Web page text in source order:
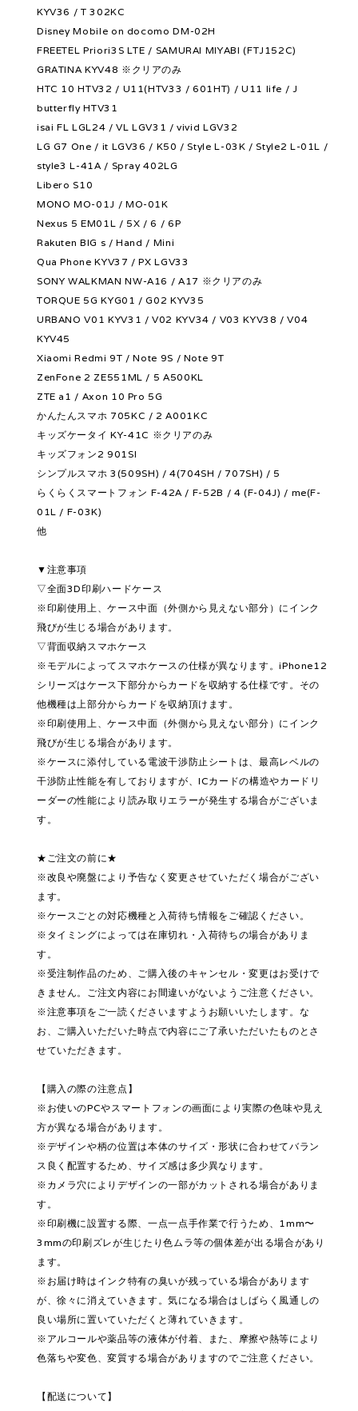
KYV36 / T 302KC
Disney Mobile on docomo DM-02H
FREETEL Priori3S LTE / SAMURAI MIYABI (FTJ152C)
GRATINA KYV48 ※クリアのみ
HTC 10 HTV32 / U11(HTV33 / 601HT) / U11 life / J
butterfly HTV31
isai FL LGL24 / VL LGV31 / vivid LGV32
LG G7 One / it LGV36 / K50 / Style L-03K / Style2 L-01L /
style3 L-41A / Spray 402LG
Libero S10
MONO MO-01J / MO-01K
Nexus 5 EM01L / 5X / 6 / 6P
Rakuten BIG s / Hand / Mini
Qua Phone KYV37 / PX LGV33
SONY WALKMAN NW-A16 / A17 ※クリアのみ
TORQUE 5G KYG01 / G02 KYV35
URBANO V01 KYV31 / V02 KYV34 / V03 KYV38 / V04
KYV45
Xiaomi Redmi 9T / Note 9S / Note 9T
ZenFone 2 ZE551ML / 5 A500KL
ZTE a1 / Axon 10 Pro 5G
かんたんスマホ 705KC / 2 A001KC
キッズケータイ KY-41C ※クリアのみ
キッズフォン2 901SI
シンプルスマホ 3(509SH) / 4(704SH / 707SH) / 5
らくらくスマートフォン F-42A / F-52B / 4 (F-04J) / me(F-
01L / F-03K)
他
▼注意事項
▽全面3D印刷ハードケース
※印刷使用上、ケース中面（外側から見えない部分）にインク
飛びが生じる場合があります。
▽背面収納スマホケース
※モデルによってスマホケースの仕様が異なります。iPhone12
シリーズはケース下部分からカードを収納する仕様です。その
他機種は上部分からカードを収納頂けます。
※印刷使用上、ケース中面（外側から見えない部分）にインク
飛びが生じる場合があります。
※ケースに添付している電波干渉防止シートは、最高レベルの
干渉防止性能を有しておりますが、ICカードの構造やカードリ
ーダーの性能により読み取りエラーが発生する場合がございま
す。
★ご注文の前に★
※改良や廃盤により予告なく変更させていただく場合がござい
ます。
※ケースごとの対応機種と入荷待ち情報をご確認ください。
※タイミングによっては在庫切れ・入荷待ちの場合がありま
す。
※受注制作品のため、ご購入後のキャンセル・変更はお受けで
きません。ご注文内容にお間違いがないようご注意ください。
※注意事項をご一読くださいますようお願いいたします。な
お、ご購入いただいた時点で内容にご了承いただいたものとさ
せていただきます。
【購入の際の注意点】
※お使いのPCやスマートフォンの画面により実際の色味や見え
方が異なる場合があります。
※デザインや柄の位置は本体のサイズ・形状に合わせてバラン
ス良く配置するため、サイズ感は多少異なります。
※カメラ穴によりデザインの一部がカットされる場合がありま
す。
※印刷機に設置する際、一点一点手作業で行うため、1mm〜
3mmの印刷ズレが生じたり色ムラ等の個体差が出る場合があり
ます。
※お届け時はインク特有の臭いが残っている場合があります
が、徐々に消えていきます。気になる場合はしばらく風通しの
良い場所に置いていただくと薄れていきます。
※アルコールや薬品等の液体が付着、また、摩擦や熱等により
色落ちや変色、変質する場合がありますのでご注意ください。
【配送について】